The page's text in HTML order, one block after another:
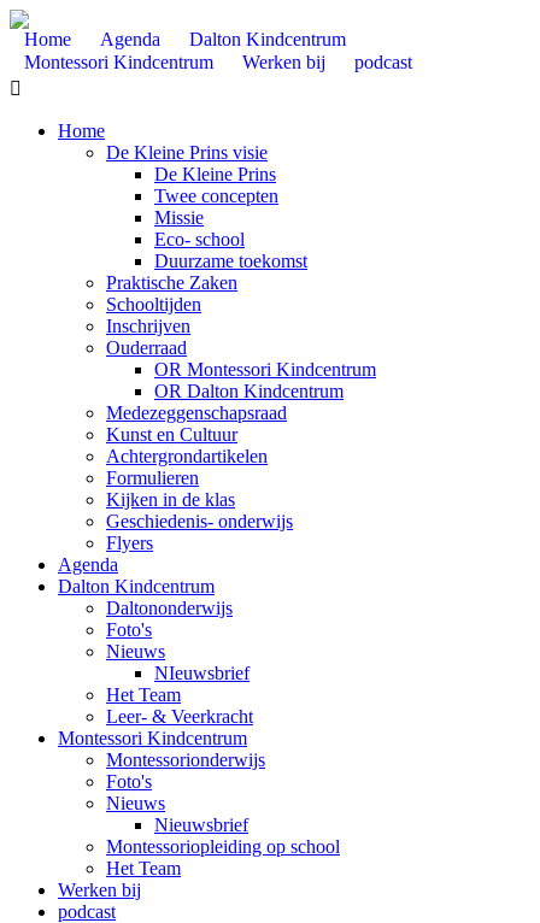
Home Agenda
Dalton Kindcentrum
Montessori Kindcentrum
Werken bij
podcast

Home
De Kleine Prins visie
De Kleine Prins
Twee concepten
Missie
Eco- school
Duurzame toekomst
Praktische Zaken
Schooltijden
Inschrijven
Ouderraad
OR Montessori Kindcentrum
OR Dalton Kindcentrum
Medezeggenschapsraad
Kunst en Cultuur
Achtergrondartikelen
Formulieren
Kijken in de klas
Geschiedenis- onderwijs
Flyers
Agenda
Dalton Kindcentrum
Daltononderwijs
Foto's
Nieuws
NIeuwsbrief
Het Team
Leer- & Veerkracht
Montessori Kindcentrum
Montessorionderwijs
Foto's
Nieuws
Nieuwsbrief
Montessoriopleiding op school
Het Team
Werken bij
podcast